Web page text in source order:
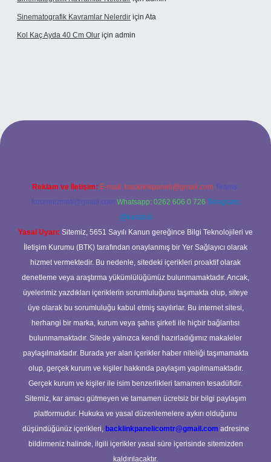
Sinematografik Kavramlar Nelerdir için Ata
Kol Kaç Ayda 40 Cm Olur için admin
betci.co
Reklam ve İletişim: E-mail: backlinkpaneli@gmail.com Teams:
forumhizmeti@gmail.com Whatsapp: 0262 606 0 726 Telegram:
@karabul
Yasal Uyarı: Sitemiz, 5651 Sayılı Kanun gereğince Bilgi Teknolojileri ve
İletişim Kurumu (BTK) tarafından onaylanmış bir Yer Sağlayıcı olarak
hizmet vermektedir. Bu nedenle, sitedeki içerikleri proaktif olarak
denetleme veya araştırma yükümlülüğümüz bulunmamaktadır. Ancak,
üyelerimiz yazdıkları içeriklerin sorumluluğunu taşımakta olup, siteye
üye olarak bu sorumluluğu kabul etmiş sayılırlar. Bu internet sitesi,
herhangi bir marka, kurum veya şahıs şirketi ile hiçbir bağlantısı
bulunmamaktadır. Sitede yalnızca kendi hazırladığımız makaleler
paylaşılmaktadır. Burada yer alan içerikler haber niteliği taşımamakta
olup, gerçek kurum ve kişiler hakkında paylaşım yapılmamaktadır.
Gerçek kurum ve kişiler ile isim benzerlikleri tamamen tesadüfidir.
Sitemiz, kar amacı gütmeyen ve tamamen ücretsiz bir bilgi paylaşım
platformudur. Hukuka ve yasal düzenlemelere aykırı olduğunu
düşündüğünüz içerikleri, backlinkpanelicomtr@gmail.com adresine
bildirmeniz halinde, ilgili içerikler yasal süre içerisinde sitemizden
kaldırılacaktır.